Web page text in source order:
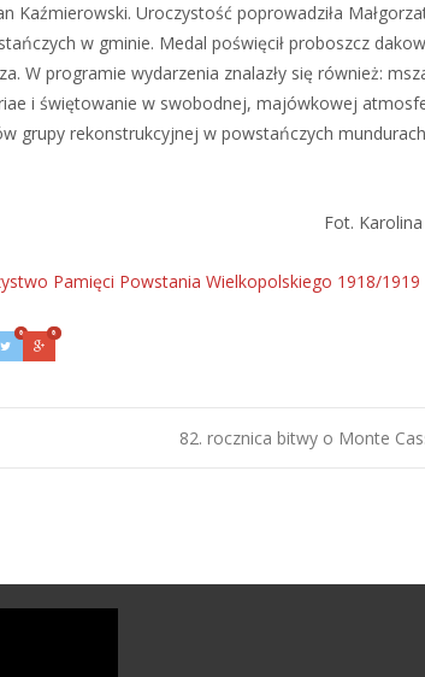
Kaźmierowski. Uroczystość poprowadziła
w gminie. Medal poświęcił proboszcz
W programie wydarzenia znalazły się również:
i świętowanie w swobodnej, majówkowej
grupy rekonstrukcyjnej w powstańczych
Fot.
Pamięci Powstania Wielkopolskiego 1918/1919
0 0
82. rocznica bitwy o Monte